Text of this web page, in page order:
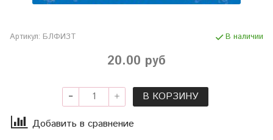
Артикул: БЛФИЗТ В наличии
20.00 руб
В КОРЗИНУ
Добавить в сравнение